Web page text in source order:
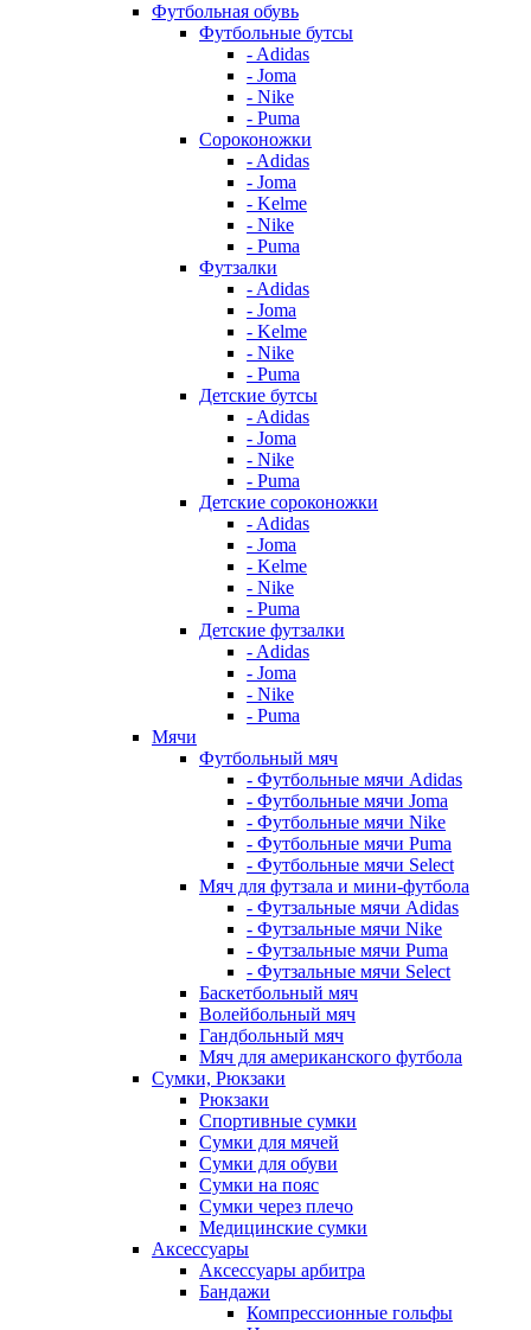
Футбольная обувь
Футбольные бутсы
- Adidas
- Joma
- Nike
- Puma
Сороконожки
- Adidas
- Joma
- Kelme
- Nike
- Puma
Футзалки
- Adidas
- Joma
- Kelme
- Nike
- Puma
Детские бутсы
- Adidas
- Joma
- Nike
- Puma
Детские сороконожки
- Adidas
- Joma
- Kelme
- Nike
- Puma
Детские футзалки
- Adidas
- Joma
- Nike
- Puma
Мячи
Футбольный мяч
- Футбольные мячи Adidas
- Футбольные мячи Joma
- Футбольные мячи Nike
- Футбольные мячи Puma
- Футбольные мячи Select
Мяч для футзала и мини-футбола
- Футзальные мячи Adidas
- Футзальные мячи Nike
- Футзальные мячи Puma
- Футзальные мячи Select
Баскетбольный мяч
Волейбольный мяч
Гандбольный мяч
Мяч для американского футбола
Сумки, Рюкзаки
Рюкзаки
Спортивные сумки
Сумки для мячей
Сумки для обуви
Сумки на пояс
Сумки через плечо
Медицинские сумки
Аксессуары
Аксессуары арбитра
Бандажи
Компрессионные гольфы